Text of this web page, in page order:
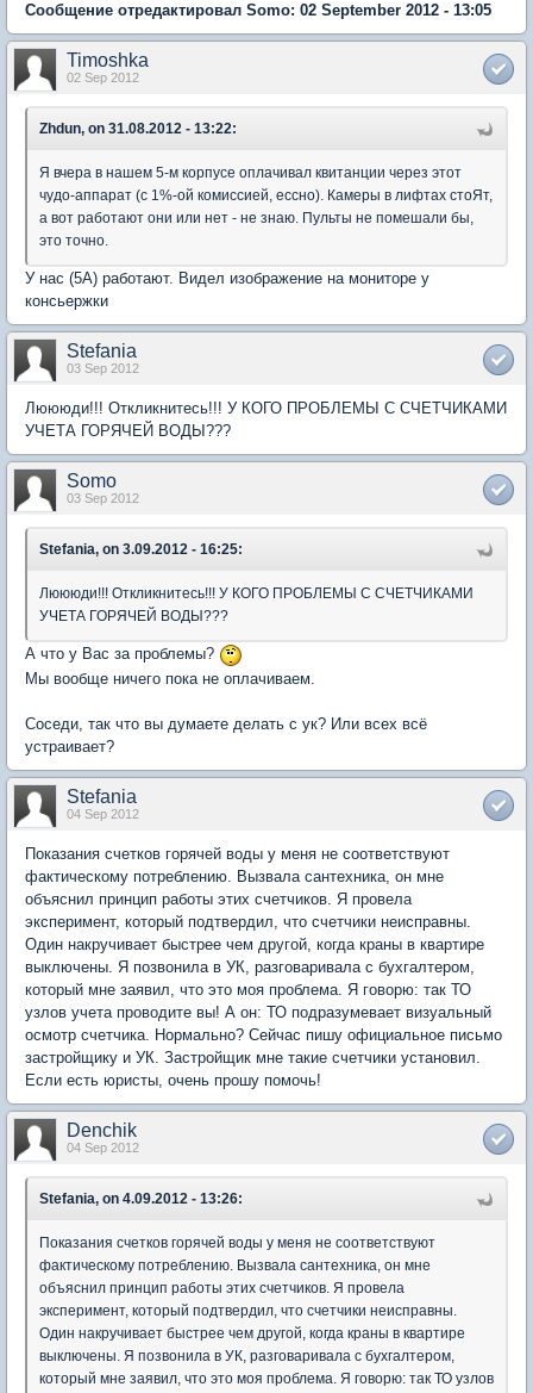
Сообщение отредактировал Somo: 02 September 2012 - 13:05
Timoshka
02 Sep 2012
Zhdun, on 31.08.2012 - 13:22:
Я вчера в нашем 5-м корпусе оплачивал квитанции через этот
чудо-аппарат (с 1%-ой комиссией, ессно). Камеры в лифтах стоЯт,
а вот работают они или нет - не знаю. Пульты не помешали бы,
это точно.
У нас (5A) работают. Видел изображение на мониторе у
консьержки
Stefania
03 Sep 2012
Люююди!!! Откликнитесь!!! У КОГО ПРОБЛЕМЫ С СЧЕТЧИКАМИ
УЧЕТА ГОРЯЧЕЙ ВОДЫ???
Somo
03 Sep 2012
Stefania, on 3.09.2012 - 16:25:
Люююди!!! Откликнитесь!!! У КОГО ПРОБЛЕМЫ С СЧЕТЧИКАМИ
УЧЕТА ГОРЯЧЕЙ ВОДЫ???
А что у Вас за проблемы?
Мы вообще ничего пока не оплачиваем.
Соседи, так что вы думаете делать с ук? Или всех всё
устраивает?
Stefania
04 Sep 2012
Показания счетков горячей воды у меня не соответствуют
фактическому потреблению. Вызвала сантехника, он мне
объяснил принцип работы этих счетчиков. Я провела
эксперимент, который подтвердил, что счетчики неисправны.
Один накручивает быстрее чем другой, когда краны в квартире
выключены. Я позвонила в УК, разговаривала с бухгалтером,
который мне заявил, что это моя проблема. Я говорю: так ТО
узлов учета проводите вы! А он: ТО подразумевает визуальный
осмотр счетчика. Нормально? Сейчас пишу официальное письмо
застройщику и УК. Застройщик мне такие счетчики установил.
Если есть юристы, очень прошу помочь!
Denchik
04 Sep 2012
Stefania, on 4.09.2012 - 13:26:
Показания счетков горячей воды у меня не соответствуют
фактическому потреблению. Вызвала сантехника, он мне
объяснил принцип работы этих счетчиков. Я провела
эксперимент, который подтвердил, что счетчики неисправны.
Один накручивает быстрее чем другой, когда краны в квартире
выключены. Я позвонила в УК, разговаривала с бухгалтером,
который мне заявил, что это моя проблема. Я говорю: так ТО узлов